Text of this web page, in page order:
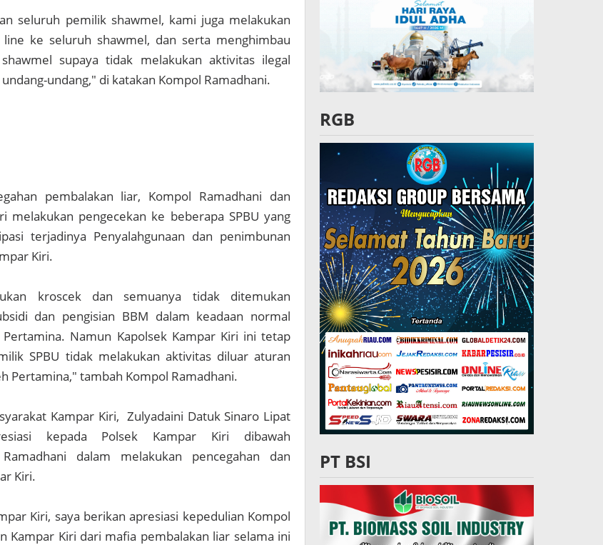
seluruh pemilik shawmel, kami juga melakukan
line ke seluruh shawmel, dan serta menghimbau
supaya tidak melakukan aktivitas ilegal
undang," di katakan Kompol Ramadhani.
pembalakan liar, Kompol Ramadhani dan
melakukan pengecekan ke beberapa SPBU yang
terjadinya Penyalahgunaan dan penimbunan
Kiri.
kroscek dan semuanya tidak ditemukan
dan pengisian BBM dalam keadaan normal
Namun Kapolsek Kampar Kiri ini tetap
SPBU tidak melakukan aktivitas diluar aturan
Pertamina," tambah Kompol Ramadhani.
Kampar Kiri, Zulyadaini Datuk Sinaro Lipat
kepada Polsek Kampar Kiri dibawah
dalam melakukan pencegahan dan
Kiri.
Kiri, saya berikan apresiasi kepedulian Kompol
Kampar Kiri dari mafia pembalakan liar selama ini
RGB
PT BSI